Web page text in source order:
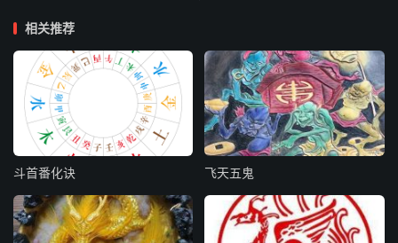
相关推荐
斗首番化诀 飞天五鬼